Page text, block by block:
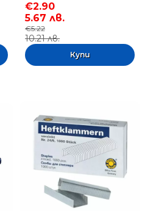
€2.90
5.67 лв.
€5.22
10.21 лв.